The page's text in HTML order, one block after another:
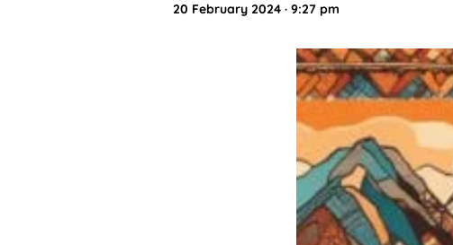
20 February 2024 · 9:27 pm